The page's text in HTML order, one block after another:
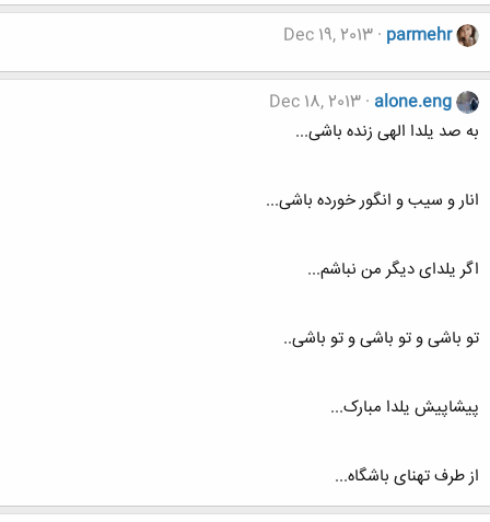
parmehr
Dec 19, 2013
alone.eng
Dec 18, 2013
به صد یلدا الهی زنده باشی...
انار و سیب و انگور خورده باشی...
اگر یلدای دیگر من نباشم...
تو باشی و تو باشی و تو باشی..
پیشاپیش یلدا مبارک...
از طرف تهنای باشگاه...